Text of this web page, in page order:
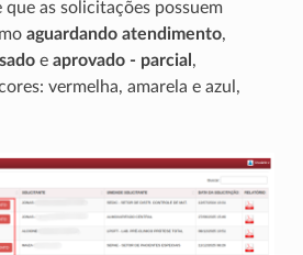
as solicitações possuem
aguardando atendimento,
e aprovado - parcial ,
vermelha, amarela e azul,